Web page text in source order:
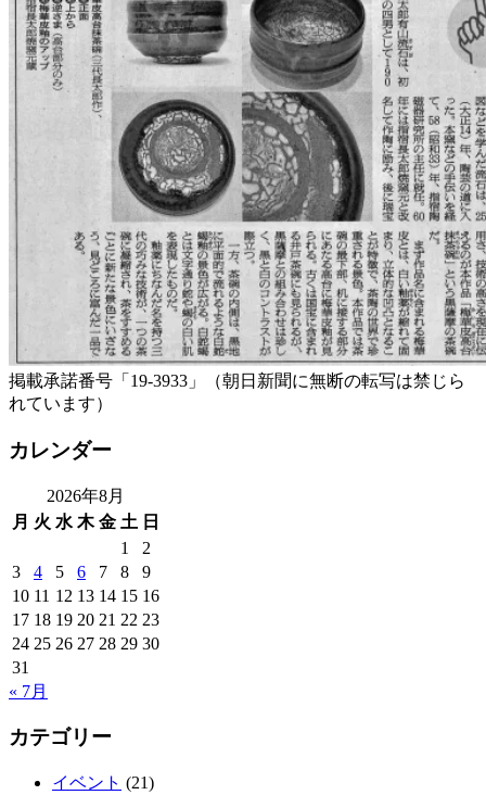
掲載承諾番号「19-3933」（朝日新聞に無断の転写は禁じら
れています）
カレンダー
2026年8月
月 火 水 木 金 土 日
1
2
3
4 5 6 7 8
9
10 11 12 13 14 15 16
17 18 19 20 21 22 23
24 25 26 27 28 29 30
31
« 7月
カテゴリー
イベント (21)